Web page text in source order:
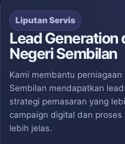
Liputan Servis
Lead Generation
Negeri Sembilan
Kami membantu
Sembilan mendapatkan
strategi pemasaran yang
campaign digital dan
lebih jelas.